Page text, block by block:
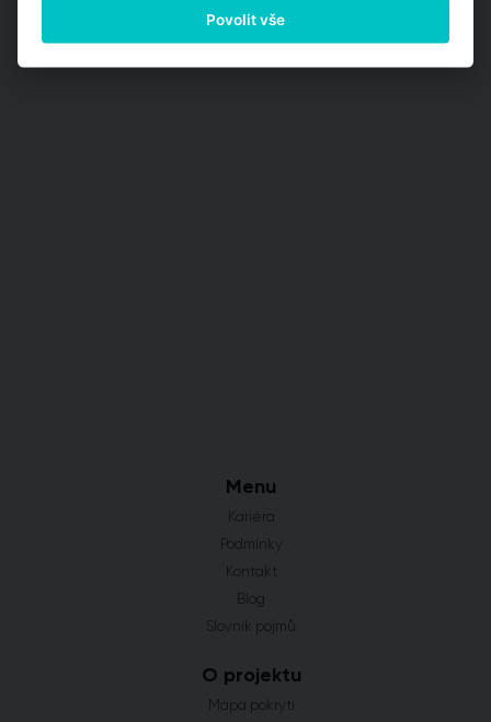
Menu
Kariéra
Podmínky
Kontakt
Blog
Slovník pojmů
O projektu
Mapa pokrytí
Povolit vše